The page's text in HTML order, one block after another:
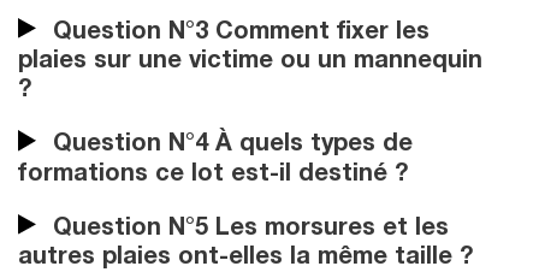
Question N°3 Comment fixer les
plaies sur une victime ou un mannequin
?
Question N°4 À quels types de
formations ce lot est-il destiné ?
Question N°5 Les morsures et les
autres plaies ont-elles la même taille ?